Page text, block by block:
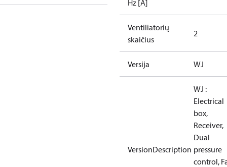
Hz [A]
Ventiliatorių
skaičius
2
Versija WJ
VersionDescription
WJ :
Electrical
box,
Receiver,
Dual
pressure
control,